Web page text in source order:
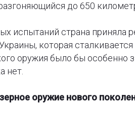
до 650
испытаний страна приняла
которая
оружия было бы особенно
нет.
оружие нового